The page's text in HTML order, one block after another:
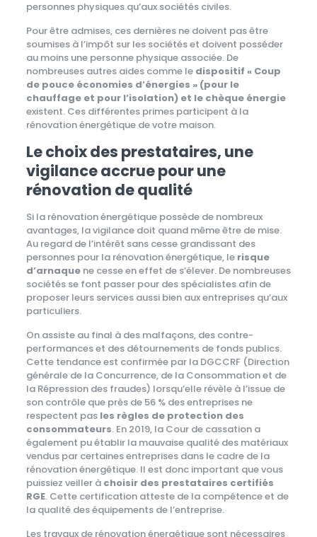
personnes physiques qu’aux sociétés civiles.
Pour être admises, ces dernières ne doivent pas être
soumises à l’impôt sur les sociétés et doivent posséder
au moins une personne physique associée. De
nombreuses autres aides comme le dispositif « Coup
de pouce économies d’énergies » (pour le
chauffage et pour l’isolation) et le chèque énergie
existent. Ces différentes primes participent à la
rénovation énergétique de votre maison.
Le choix des prestataires, une
vigilance accrue pour une
rénovation de qualité
Si la rénovation énergétique possède de nombreux
avantages, la vigilance doit quand même être de mise.
Au regard de l’intérêt sans cesse grandissant des
personnes pour la rénovation énergétique, le risque
d’arnaquene cesse en effet de s’élever. De nombreuses
sociétés se font passer pour des spécialistes afin de
proposer leurs services aussi bien aux entreprises qu’aux
particuliers.
On assiste au final à des malfaçons, des contre-
performances et des détournements de fonds publics.
Cette tendance est confirmée par la DGCCRF (Direction
générale de la Concurrence, de la Consommation et de
la Répression des fraudes) lorsqu’elle révèle à l’issue de
son contrôle que près de 56 % des entreprises ne
respectent pas les règles de protection des
consommateurs. En 2019, la Cour de cassation a
également pu établir la mauvaise qualité des matériaux
vendus par certaines entreprises dans le cadre de la
rénovation énergétique. Il est donc important que vous
puissiez veiller à choisir des prestataires certifiés
RGE. Cette certification atteste de la compétence et de
la qualité des équipements de l’entreprise.
Les travaux de rénovation énergétique sont nécessaires